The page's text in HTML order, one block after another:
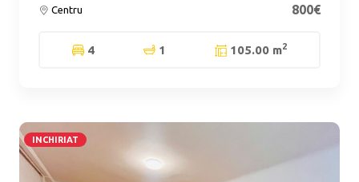
Centru 800€
4 1 105.00 m2
INCHIRIAT